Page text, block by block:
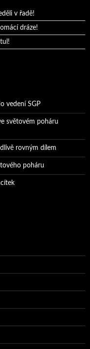
v řadě!
dráze!
vedení SGP
světovém poháru
rovným dílem
poháru